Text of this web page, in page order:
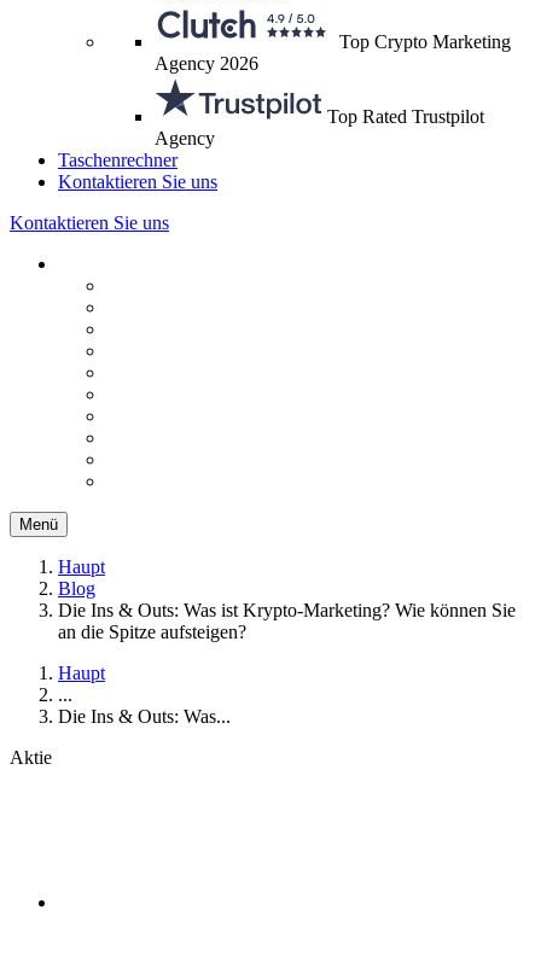
Top Crypto Marketing
Agency 2026
Top Rated Trustpilot
Agency
Taschenrechner
Kontaktieren Sie uns
Kontaktieren Sie uns
Menü
Haupt
Blog
Die Ins & Outs: Was ist Krypto-Marketing? Wie können Sie
an die Spitze aufsteigen?
Haupt
...
Die Ins & Outs: Was...
Aktie